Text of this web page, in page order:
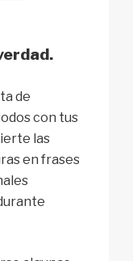
de
con tus
las
en frases